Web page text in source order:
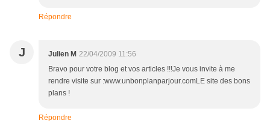
Répondre
J Julien M 22/04/2009 11:56
Bravo pour votre blog et vos articles !!!Je vous invite à me
rendre visite sur :www.unbonplanparjour.comLE site des bons
plans !
Répondre